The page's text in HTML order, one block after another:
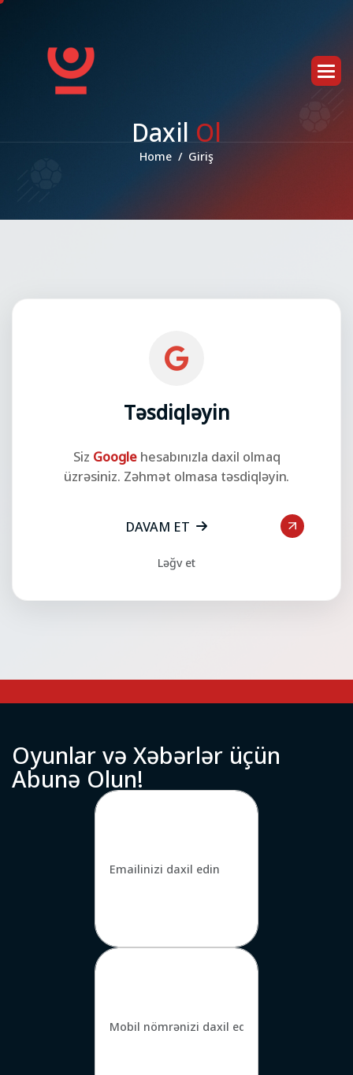
Daxil Ol
Home Giriş
Təsdiqləyin
Siz Googlehesabınızla daxil olmaq
üzrəsiniz. Zəhmət olmasa təsdiqləyin.
DAVAM ET
Ləğv et
Oyunlarvə Xəbərlər üçün
Abunə Olun!